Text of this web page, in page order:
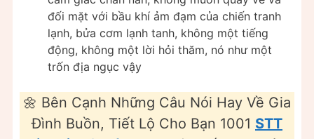
đối mặt với bầu khí ảm đạm của chiến tranh
lạnh, bửa cơm lạnh tanh, không một tiếng
động, không một lời hỏi thăm, nó như một
trốn địa ngục vậy
🌼 Bên Cạnh Những Câu Nói Hay Về Gia
Đình Buồn, Tiết Lộ Cho Bạn 1001 STT